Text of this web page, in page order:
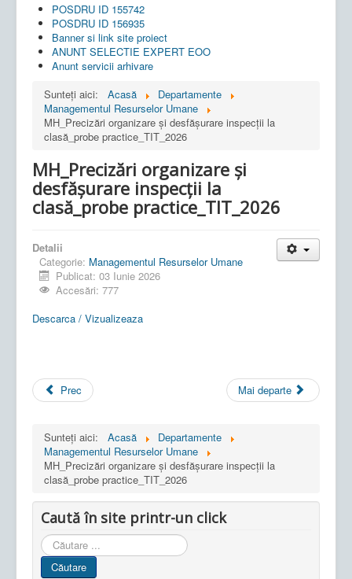
POSDRU ID 155742
POSDRU ID 156935
Banner si link site proiect
ANUNT SELECTIE EXPERT EOO
Anunt servicii arhivare
Sunteți aici:
Acasă
Departamente
Managementul Resurselor Umane
MH_Precizări organizare și desfășurare inspecții la
clasă_probe practice_TIT_2026
MH_Precizări organizare și
desfășurare inspecții la
clasă_probe practice_TIT_2026
Detalii
Categorie: Managementul Resurselor Umane
Publicat: 03 Iunie 2026
Accesări: 777
Descarca / Vizualizeaza
Prec Mai departe
Sunteți aici: Acasă
Departamente
Managementul Resurselor Umane
MH_Precizări organizare și desfășurare inspecții la
clasă_probe practice_TIT_2026
Caută în site printr-un click
Cauta
in
site
Căutare